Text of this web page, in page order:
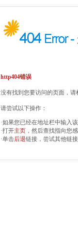
http404错误
没有找到您要访问的页面，
请尝试以下操作：
·如果您已经在地址栏中输入
·打开主页 ，然后查找指向您
·单击后退链接，尝试其他链